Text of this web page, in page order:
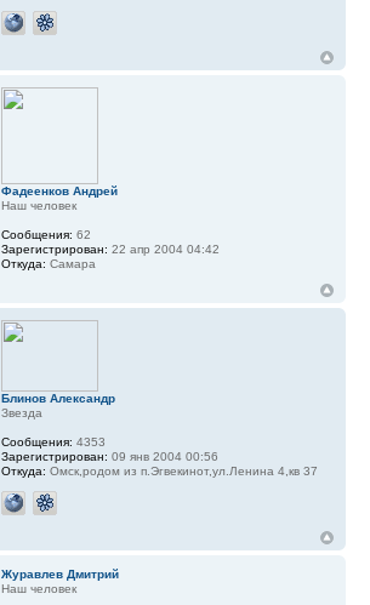
Фадеенков Андрей
Наш человек
Сообщения: 62
Зарегистрирован: 22 апр 2004 04:42
Откуда: Самара
Блинов Александр
Звезда
Сообщения: 4353
Зарегистрирован: 09 янв 2004 00:56
Откуда: Омск,родом из п.Эгвекинот,ул.Ленина 4,кв 37
Журавлев Дмитрий
Наш человек